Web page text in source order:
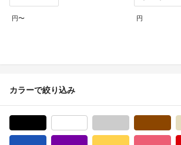
円〜 円
カラーで絞り込み